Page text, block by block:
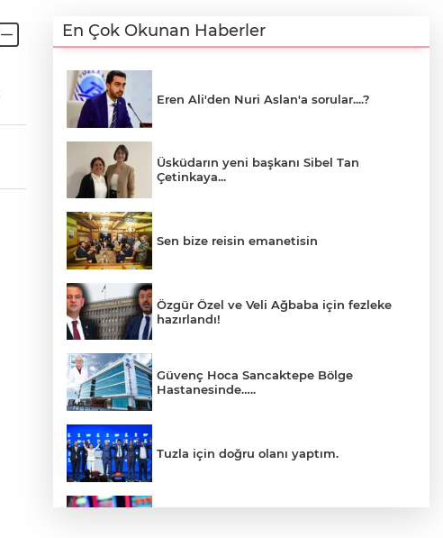
En Çok Okunan Haberler
Eren Ali'den Nuri Aslan'a sorular....?
Üsküdarın yeni başkanı Sibel Tan
Çetinkaya...
Sen bize reisin emanetisin
Özgür Özel ve Veli Ağbaba için fezleke
hazırlandı!
Güvenç Hoca Sancaktepe Bölge
Hastanesinde…..
Tuzla için doğru olanı yaptım.